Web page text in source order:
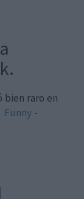
bien raro en
-